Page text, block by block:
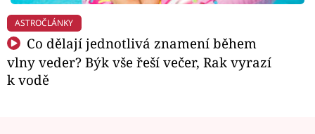
ASTROČLÁNKY
Co dělají jednotlivá znamení během
vlny veder? Býk vše řeší večer, Rak vyrazí
k vodě